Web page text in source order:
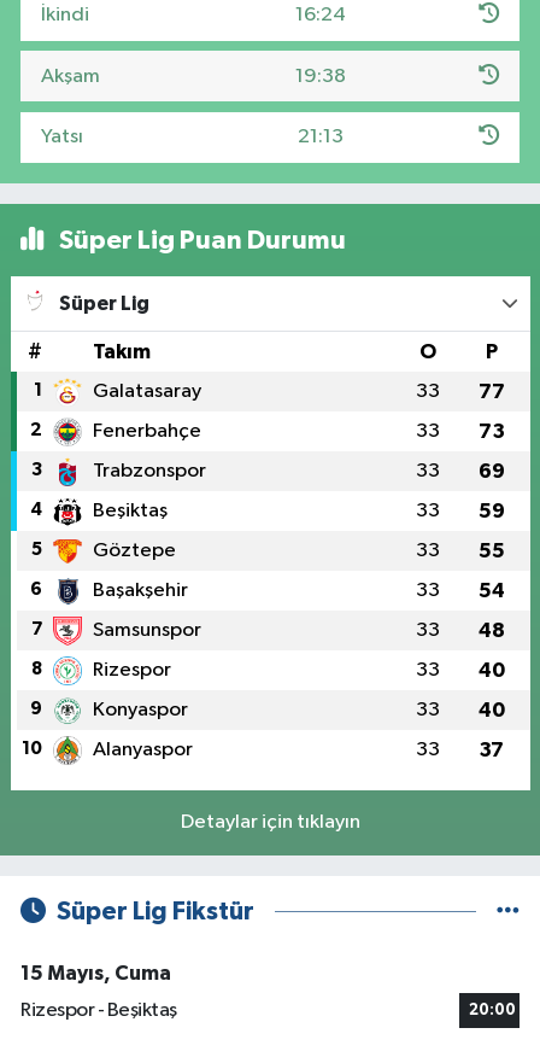
İkindi 16:24
Akşam 19:38
Yatsı 21:13
Süper Lig Puan Durumu
Süper Lig
# Takım O P
1 Galatasaray 33 77
2 Fenerbahçe 33 73
3 Trabzonspor 33 69
4 Beşiktaş 33 59
5 Göztepe 33 55
6 Başakşehir 33 54
7 Samsunspor 33 48
8 Rizespor 33 40
9 Konyaspor 33 40
10 Alanyaspor 33 37
Detaylar için tıklayın
Süper Lig Fikstür
15 Mayıs, Cuma
Rizespor - Beşiktaş
20:00